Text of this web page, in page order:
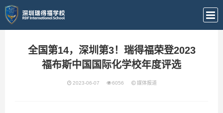
全国第14，深圳第3！瑞得福荣登2023
福布斯中国国际化学校年度评选
2023-06-07 6056 媒体报道